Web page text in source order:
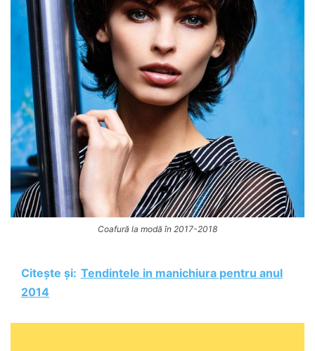
Coafură la modă în 2017-2018
Citește și: Tendintele in manichiura pentru anul
2014